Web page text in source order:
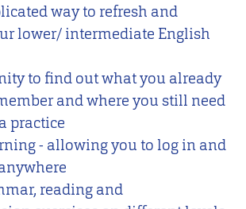
way to refresh and
lower/ intermediate English
to find out what you already
and where you still need
practice
- allowing you to log in and
reading and